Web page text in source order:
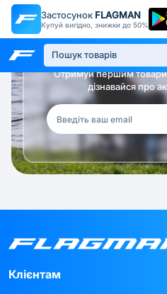
Застосунок FLAGMAN
Купуй вигідно, знижки до 50%
Будь в
Отримуй першим товари
дізнавайся про
Клієнтам